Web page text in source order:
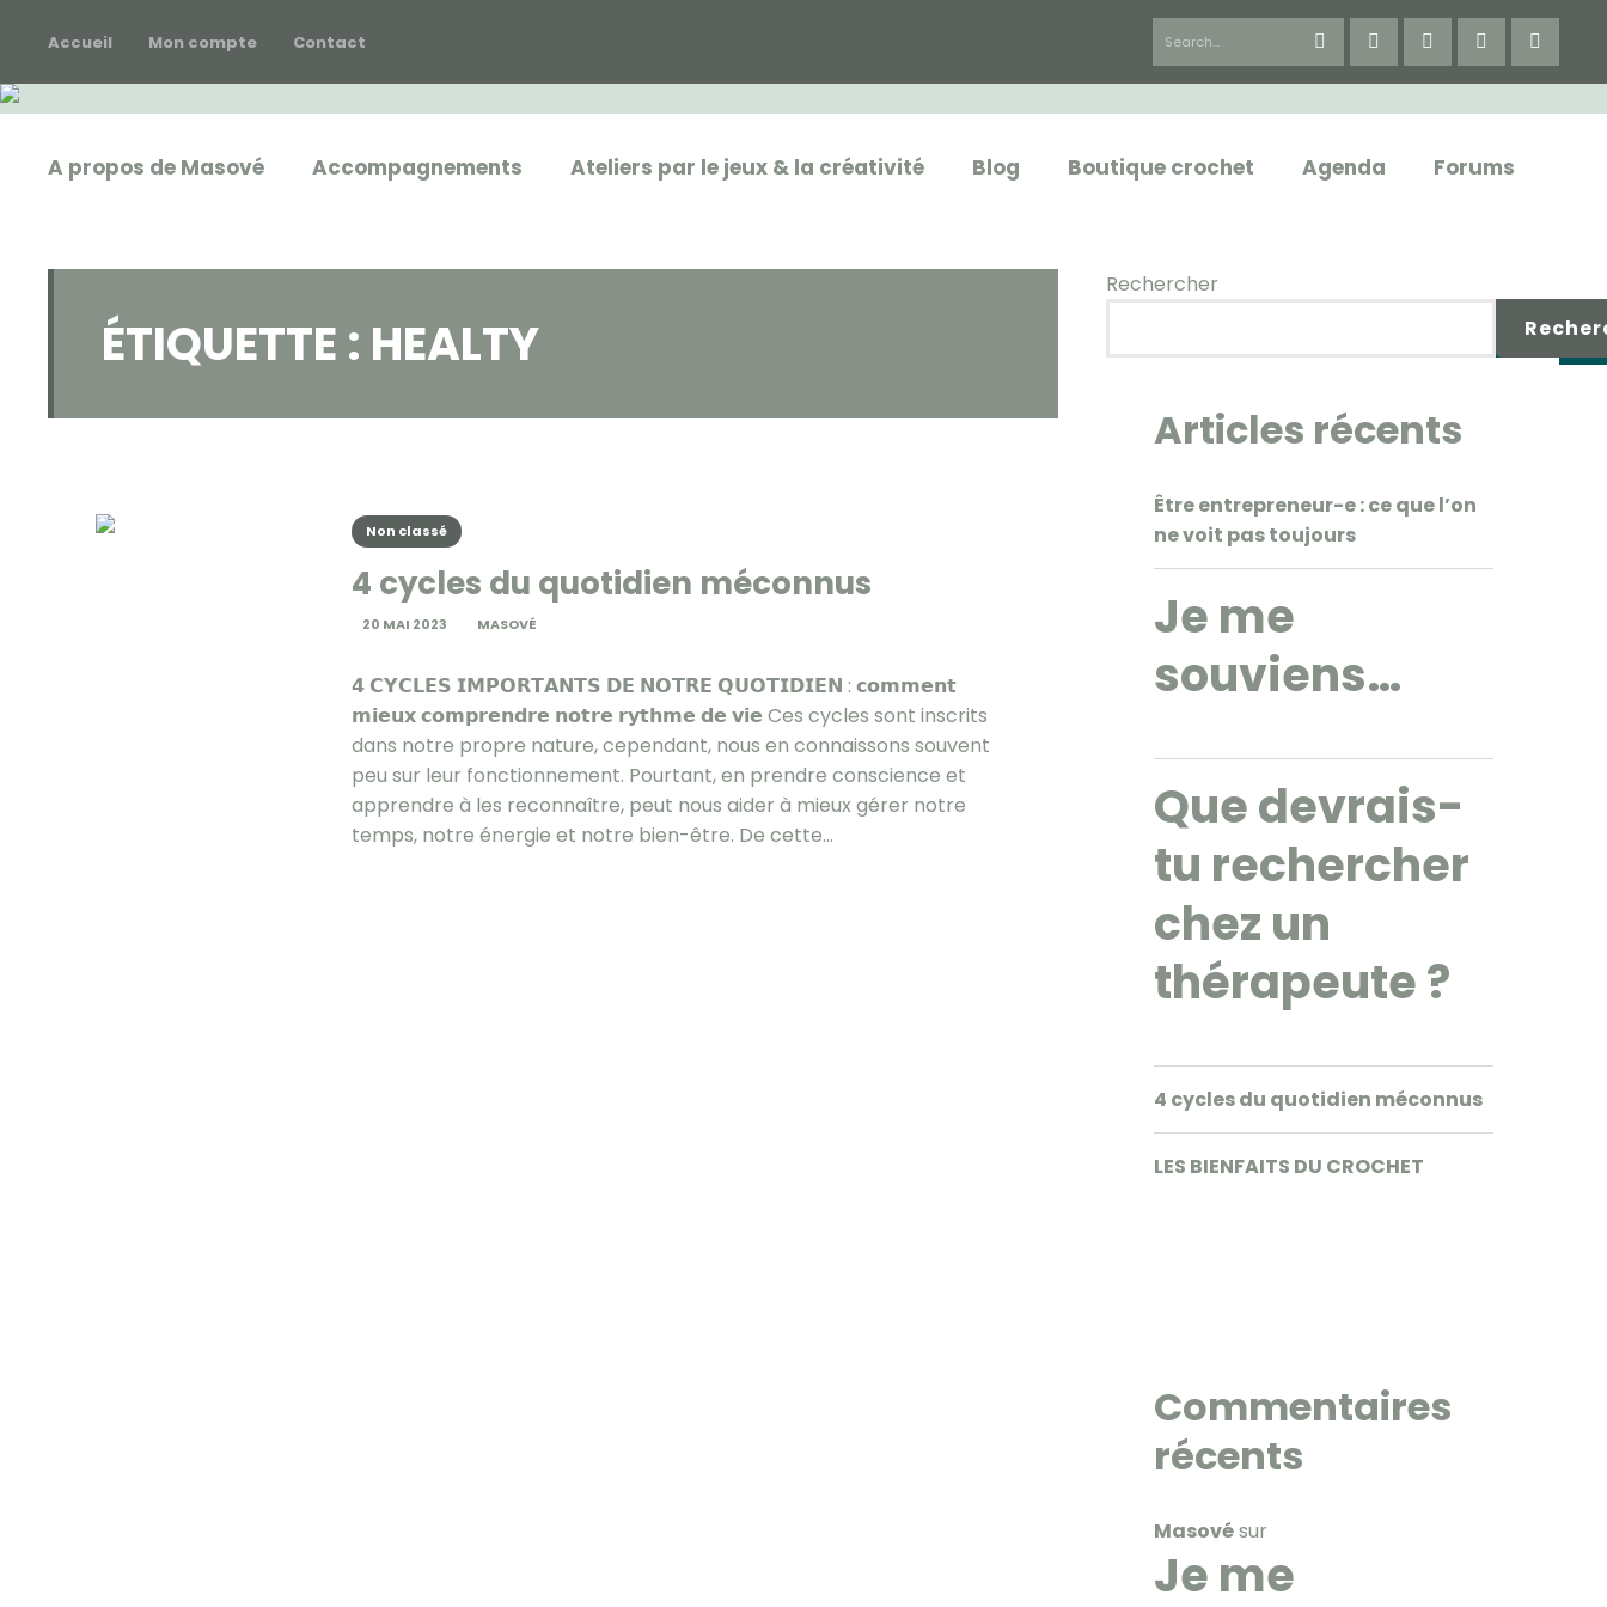
Accueil Mon compte Contact
A propos de Masové Accompagnements Ateliers par le jeux & la créativité Blog Boutique crochet Agenda Forums
ÉTIQUETTE : HEALTY
Non classé
4 cycles du quotidien méconnus
20 MAI 2023 MASOVÉ
𝟰 𝗖𝗬𝗖𝗟𝗘𝗦 𝗜𝗠𝗣𝗢𝗥𝗧𝗔𝗡𝗧𝗦 𝗗𝗘 𝗡𝗢𝗧𝗥𝗘 𝗤𝗨𝗢𝗧𝗜𝗗𝗜𝗘𝗡 : 𝗰𝗼𝗺𝗺𝗲𝗻𝘁
𝗺𝗶𝗲𝘂𝘅 𝗰𝗼𝗺𝗽𝗿𝗲𝗻𝗱𝗿𝗲 𝗻𝗼𝘁𝗿𝗲 𝗿𝘆𝘁𝗵𝗺𝗲 𝗱𝗲 𝘃𝗶𝗲 Ces cycles sont inscrits
dans notre propre nature, cependant, nous en connaissons souvent
peu sur leur fonctionnement. Pourtant, en prendre conscience et
apprendre à les reconnaître, peut nous aider à mieux gérer notre
temps, notre énergie et notre bien-être. De cette…
Rechercher
Articles récents
Être entrepreneur-e : ce que l’on
ne voit pas toujours
Je me
souviens…
Que devrais-
tu rechercher
chez un
thérapeute ?
4 cycles du quotidien méconnus
LES BIENFAITS DU CROCHET
Commentaires
récents
Masovésur
Je me